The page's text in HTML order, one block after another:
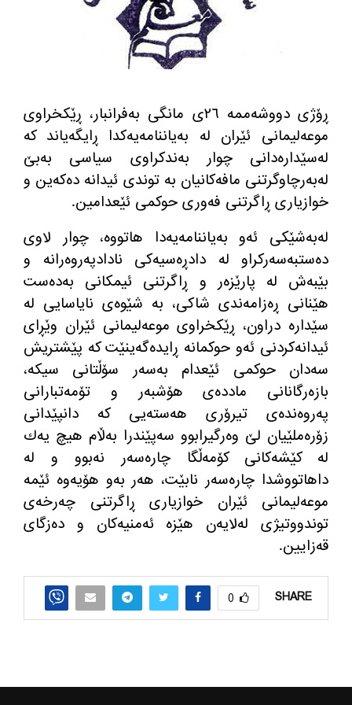
ڕۆژی دووشه‌ممه‌ ٢٦ی مانگی به‌فرانبار، ڕێكخراوی
موعه‌لیمانی ئێران له‌ به‌یاننامه‌یه‌كدا ڕایگه‌یاند كه‌
له‌سێداره‌دانی چوار به‌ندكراوی سیاسی به‌بێ
له‌به‌رچاوگرتنی مافه‌كانیان به‌ توندی ئیدانه‌ ده‌كه‌ین و
خوازیاری ڕاگرتنی فه‌وری حوكمی ئێعدامین.
له‌به‌شێكی ئه‌و به‌یاننامه‌یه‌دا هاتووه‌، چوار لاوی
ده‌ستبه‌سه‌ركراو له‌ دادڕه‌سیه‌كی نادادپه‌روه‌رانه‌ و
بێبه‌ش له‌ پارێزه‌ر و ڕاگرتنی ئیمكانی به‌ده‌ست
هێنانی ڕه‌زامه‌ندی شاكی، به‌ شێوه‌ی نایاسایی له‌
سێداره‌ دراون، ڕێكخراوی موعه‌لیمانی ئێران وێڕای
ئیدانه‌كردنی ئه‌و حوكمانه‌ ڕایده‌گه‌ینێت كه‌ پێشتریش
سه‌دان حوكمی ئێعدام به‌سه‌ر سۆڵتانی سیكه‌،
بازه‌رگانانی مادده‌ی هۆشبه‌ر و تۆمه‌تبارانی
په‌روه‌نده‌ی تیرۆری هه‌سته‌یی كه‌ دانپێدانی
زۆره‌ملێیان لێ وه‌رگیرابوو سه‌پێندرا به‌ڵام هیچ یه‌ك
له‌ كێشه‌كانی كۆمه‌ڵگا چاره‌سه‌ر نه‌بوو و له‌
داهاتووشدا چاره‌سه‌ر نابێت، هه‌ر به‌و هۆیه‌وه‌ ئێمه‌
موعه‌لیمانی ئێران خوازیاری ڕاگرتنی چه‌رخه‌ی
توندووتیژی له‌لایه‌ن هێزه‌ ئه‌منیه‌كان و ده‌زگای
قه‌زایین.
SHARE
0